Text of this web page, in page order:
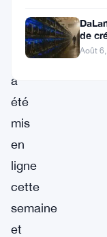
détériorent.
service
a
été
mis
en
ligne
cette
semaine
et
de
actifs
Août